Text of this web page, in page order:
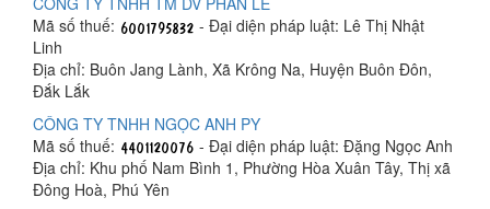
Mã số thuế:
- Đại diện pháp luật: Lê Thị Nhật
Linh
Địa chỉ: Buôn Jang Lành, Xã Krông Na, Huyện Buôn Đôn,
Đắk Lắk
CÔNG TY TNHH NGỌC ANH PY
Mã số thuế:
- Đại diện pháp luật: Đặng Ngọc Anh
Địa chỉ: Khu phố Nam Bình 1, Phường Hòa Xuân Tây, Thị xã
Đông Hoà, Phú Yên